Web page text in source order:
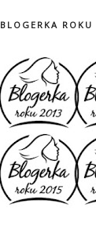
BLOGERKA